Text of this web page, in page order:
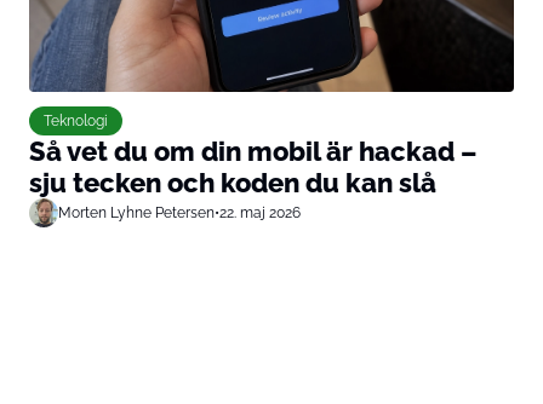
Teknologi
Så vet du om din mobil är hackad –
sju tecken och koden du kan slå
Morten Lyhne Petersen•22. maj 2026